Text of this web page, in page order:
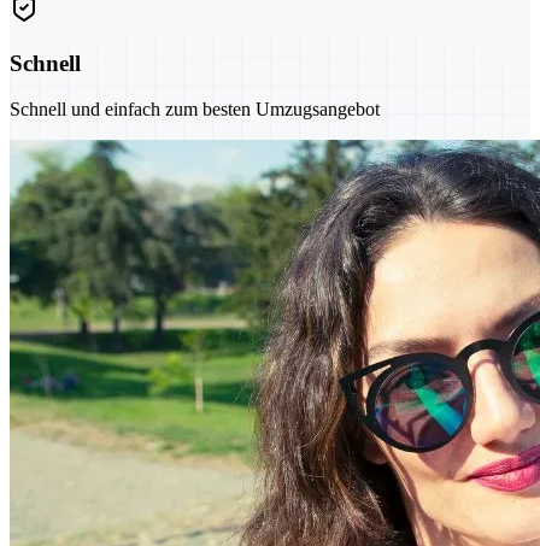
Schnell
Schnell und einfach zum besten Umzugsangebot